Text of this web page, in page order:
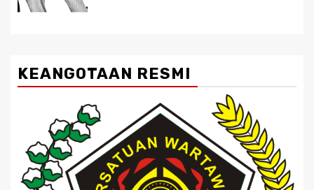
KEANGOTAAN RESMI